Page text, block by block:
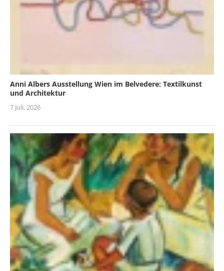
Anni Albers Ausstellung Wien im Belvedere: Textilkunst
und Architektur
7 Juli, 2026